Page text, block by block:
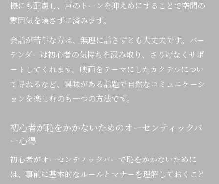
様にも配慮し、声のトーンを抑えめにすることで空間の
雰囲気を壊さずに済みます。
会話が苦手な方は、無理に話さずとも大丈夫です。バー
テンダーは初心者の気持ちを汲み取り、さりげなくサポ
ートしてくれます。映画をテーマにしたカクテルについ
て尋ねるなど、興味がある話題で自然なコミュニケーシ
ョンを楽しむのも一つの方法です。
初心者が恥をかかないためのオーセンティックバ
ー心得
初心者がオーセンティックバーで恥をかかないために
は、事前に基本的なルールとマナーを理解しておくこと